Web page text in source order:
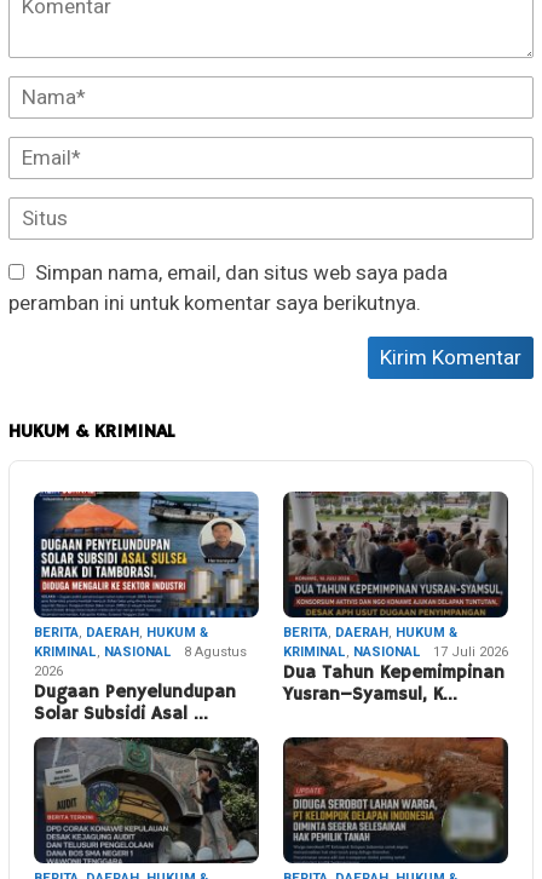
Simpan nama, email, dan situs web saya pada
peramban ini untuk komentar saya berikutnya.
HUKUM & KRIMINAL
BERITA, DAERAH, HUKUM &
KRIMINAL, NASIONAL
8 Agustus
2026
Dugaan Penyelundupan
Solar Subsidi Asal …
BERITA, DAERAH, HUKUM &
KRIMINAL, NASIONAL 17 Juli 2026
Dua Tahun Kepemimpinan
Yusran–Syamsul, K…